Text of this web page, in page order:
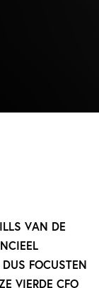
VAN DE
FOCUSTEN
VIERDE CFO